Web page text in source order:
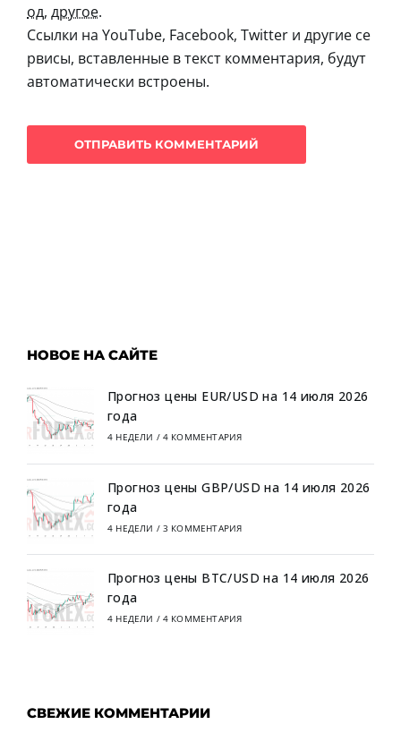
од, другое.
Ссылки на YouTube, Facebook, Twitter и другие се
рвисы, вставленные в текст комментария, будут
автоматически встроены.
НОВОЕ НА САЙТЕ
Прогноз цены EUR/USD на 14 июля 2026
года
4 НЕДЕЛИ / 4 КОММЕНТАРИЯ
Прогноз цены GBP/USD на 14 июля 2026
года
4 НЕДЕЛИ / 3 КОММЕНТАРИЯ
Прогноз цены BTC/USD на 14 июля 2026
года
4 НЕДЕЛИ / 4 КОММЕНТАРИЯ
СВЕЖИЕ КОММЕНТАРИИ